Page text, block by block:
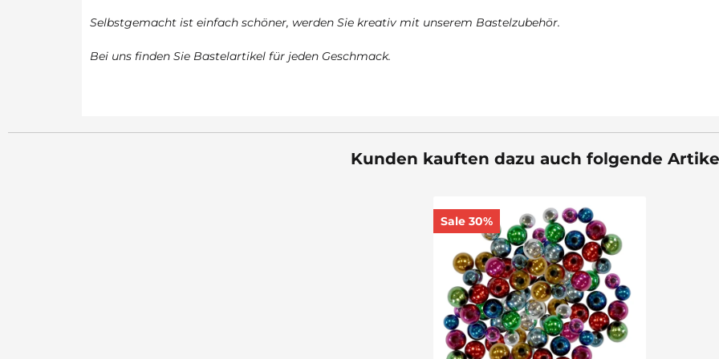
Selbstgemacht ist einfach schöner, werden Sie kreativ mit unserem Bastelzubehör.
Bei uns finden Sie Bastelartikel für jeden Geschmack.
Kunden kauften dazu auch folgende
Sale 30%